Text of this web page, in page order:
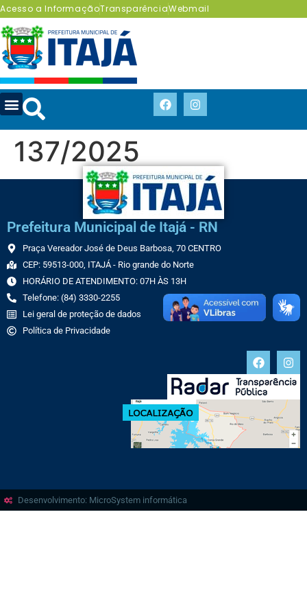
Acesso a InformaçãoTransparênciaWebmail
137/2025
Prefeitura Municipal de Itajá - RN
Praça Vereador José de Deus Barbosa, 70 CENTRO
CEP: 59513-000, ITAJÁ - Rio grande do Norte
HORÁRIO DE ATENDIMENTO: 07H ÀS 13H
Telefone: (84) 3330-2255
Lei geral de proteção de dados
Política de Privacidade
Desenvolvimento: MicroSystem informática